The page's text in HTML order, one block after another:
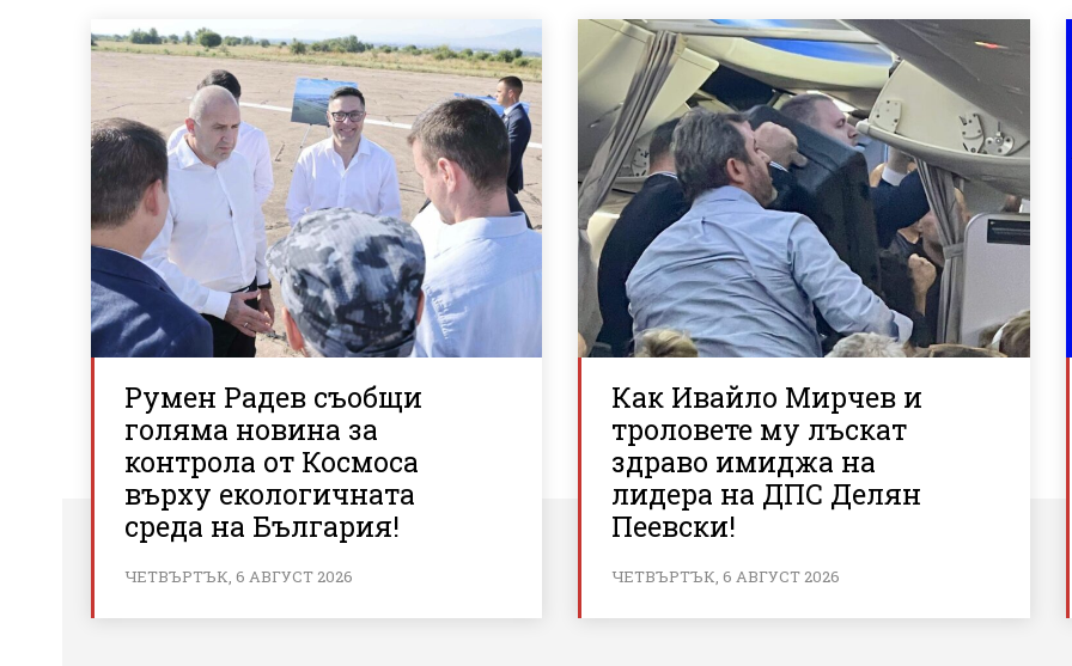
Румен Радев съобщи
голяма новина за
контрола от Космоса
върху екологичната
среда на България!
ЧЕТВЪРТЪК, 6 АВГУСТ 2026
Как Ивайло Мирчев и
троловете му лъскат
здраво имиджа на
лидера на ДПС Делян
Пеевски!
ЧЕТВЪРТЪК, 6 АВГУСТ 2026